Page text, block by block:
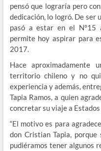
pensó que lograría pero
dedicación, lo logró. De ser
pasó a estar en el N°15
permite hoy aspirar para
2017.
Hace aproximadamente
territorio chileno y no
experiencia y además,
Tapia Ramos, a quien
concretar su viaje a
“El motivo es para
don Cristian Tapia,
pudiéramos tener algunos